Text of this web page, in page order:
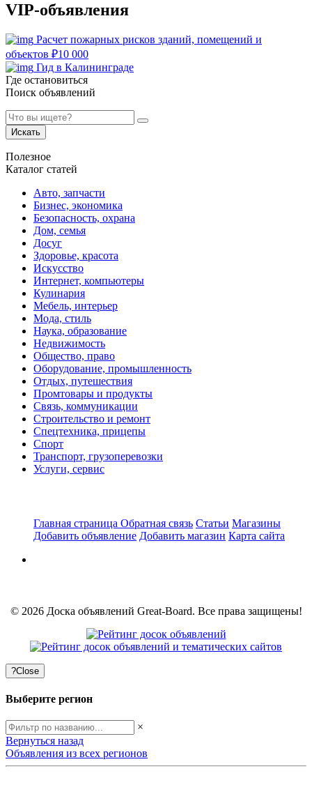
VIP-объявления
Расчет пожарных рисков зданий, помещений и
объектов ₽10 000
Гид в Калининграде
Где остановиться
Поиск объявлений
Искать
Полезное
Каталог статей
Авто, запчасти
Бизнес, экономика
Безопасность, охрана
Дом, семья
Досуг
Здоровье, красота
Искусство
Интернет, компьютеры
Кулинария
Мебель, интерьер
Мода, стиль
Наука, образование
Недвижимость
Общество, право
Оборудование, промышленность
Отдых, путешествия
Промтовары и продукты
Связь, коммуникации
Строительство и ремонт
Спецтехника, прицепы
Спорт
Транспорт, грузоперевозки
Услуги, сервис
Главная страница Обратная связь Статьи Магазины
Добавить объявление Добавить магазин Карта сайта
© 2026 Доска объявлений Great-Board. Все права защищены!
?Close
Выберите регион
×
Вернуться назад
Объявления из всех регионов